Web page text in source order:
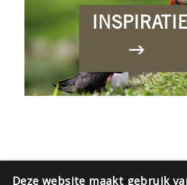
Deze website maakt gebruik